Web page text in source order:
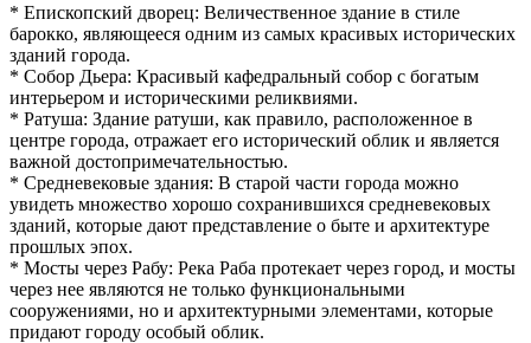
* Епископский дворец: Величественное здание в стиле
барокко, являющееся одним из самых красивых исторических
зданий города.
* Собор Дьера: Красивый кафедральный собор с богатым
интерьером и историческими реликвиями.
* Ратуша: Здание ратуши, как правило, расположенное в
центре города, отражает его исторический облик и является
важной достопримечательностью.
* Средневековые здания: В старой части города можно
увидеть множество хорошо сохранившихся средневековых
зданий, которые дают представление о быте и архитектуре
прошлых эпох.
* Мосты через Рабу: Река Раба протекает через город, и мосты
через нее являются не только функциональными
сооружениями, но и архитектурными элементами, которые
придают городу особый облик.